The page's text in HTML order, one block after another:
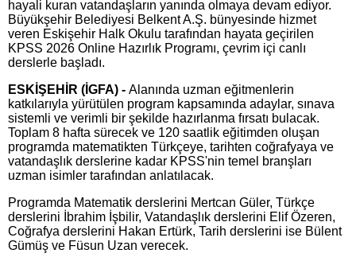
hayali kuran vatandaşların yanında olmaya devam ediyor.
Büyükşehir Belediyesi Belkent A.Ş. bünyesinde hizmet
veren Eskişehir Halk Okulu tarafından hayata geçirilen
KPSS 2026 Online Hazırlık Programı, çevrim içi canlı
derslerle başladı.
ESKİŞEHİR (İGFA) - Alanında uzman eğitmenlerin
katkılarıyla yürütülen program kapsamında adaylar, sınava
sistemli ve verimli bir şekilde hazırlanma fırsatı bulacak.
Toplam 8 hafta sürecek ve 120 saatlik eğitimden oluşan
programda matematikten Türkçeye, tarihten coğrafyaya ve
vatandaşlık derslerine kadar KPSS'nin temel branşları
uzman isimler tarafından anlatılacak.
Programda Matematik derslerini Mertcan Güler, Türkçe
derslerini İbrahim İşbilir, Vatandaşlık derslerini Elif Özeren,
Coğrafya derslerini Hakan Ertürk, Tarih derslerini ise Bülent
Gümüş ve Füsun Uzan verecek.